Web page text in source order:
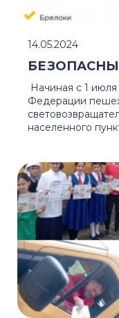
Начиная с 1
Федерации
населенного
14.05.2024